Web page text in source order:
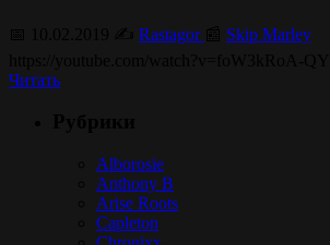
Rastagor
Skip Marley
Читать
Alborosie
Anthony B
Arise Roots
Capleton